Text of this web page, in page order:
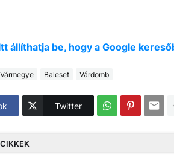
állíthatja be, hogy a Google
Baleset Várdomb
Twitter